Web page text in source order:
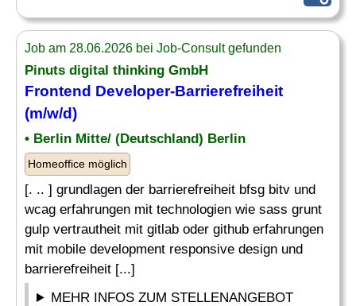
Job am 28.06.2026 bei Job-Consult gefunden
Pinuts digital thinking GmbH
Frontend Developer-Barrierefreiheit
(m/w/d)
• Berlin Mitte/ (Deutschland) Berlin
Homeoffice möglich
[. .. ] grundlagen der barrierefreiheit bfsg bitv und
wcag erfahrungen mit technologien wie sass grunt
gulp vertrautheit mit gitlab oder github erfahrungen
mit mobile development responsive design und
barrierefreiheit [...]
MEHR INFOS ZUM STELLENANGEBOT